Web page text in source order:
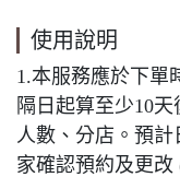
使用說明
1.本服務應於下單
隔日起算至少10
人數、分店。預
家確認預約及更